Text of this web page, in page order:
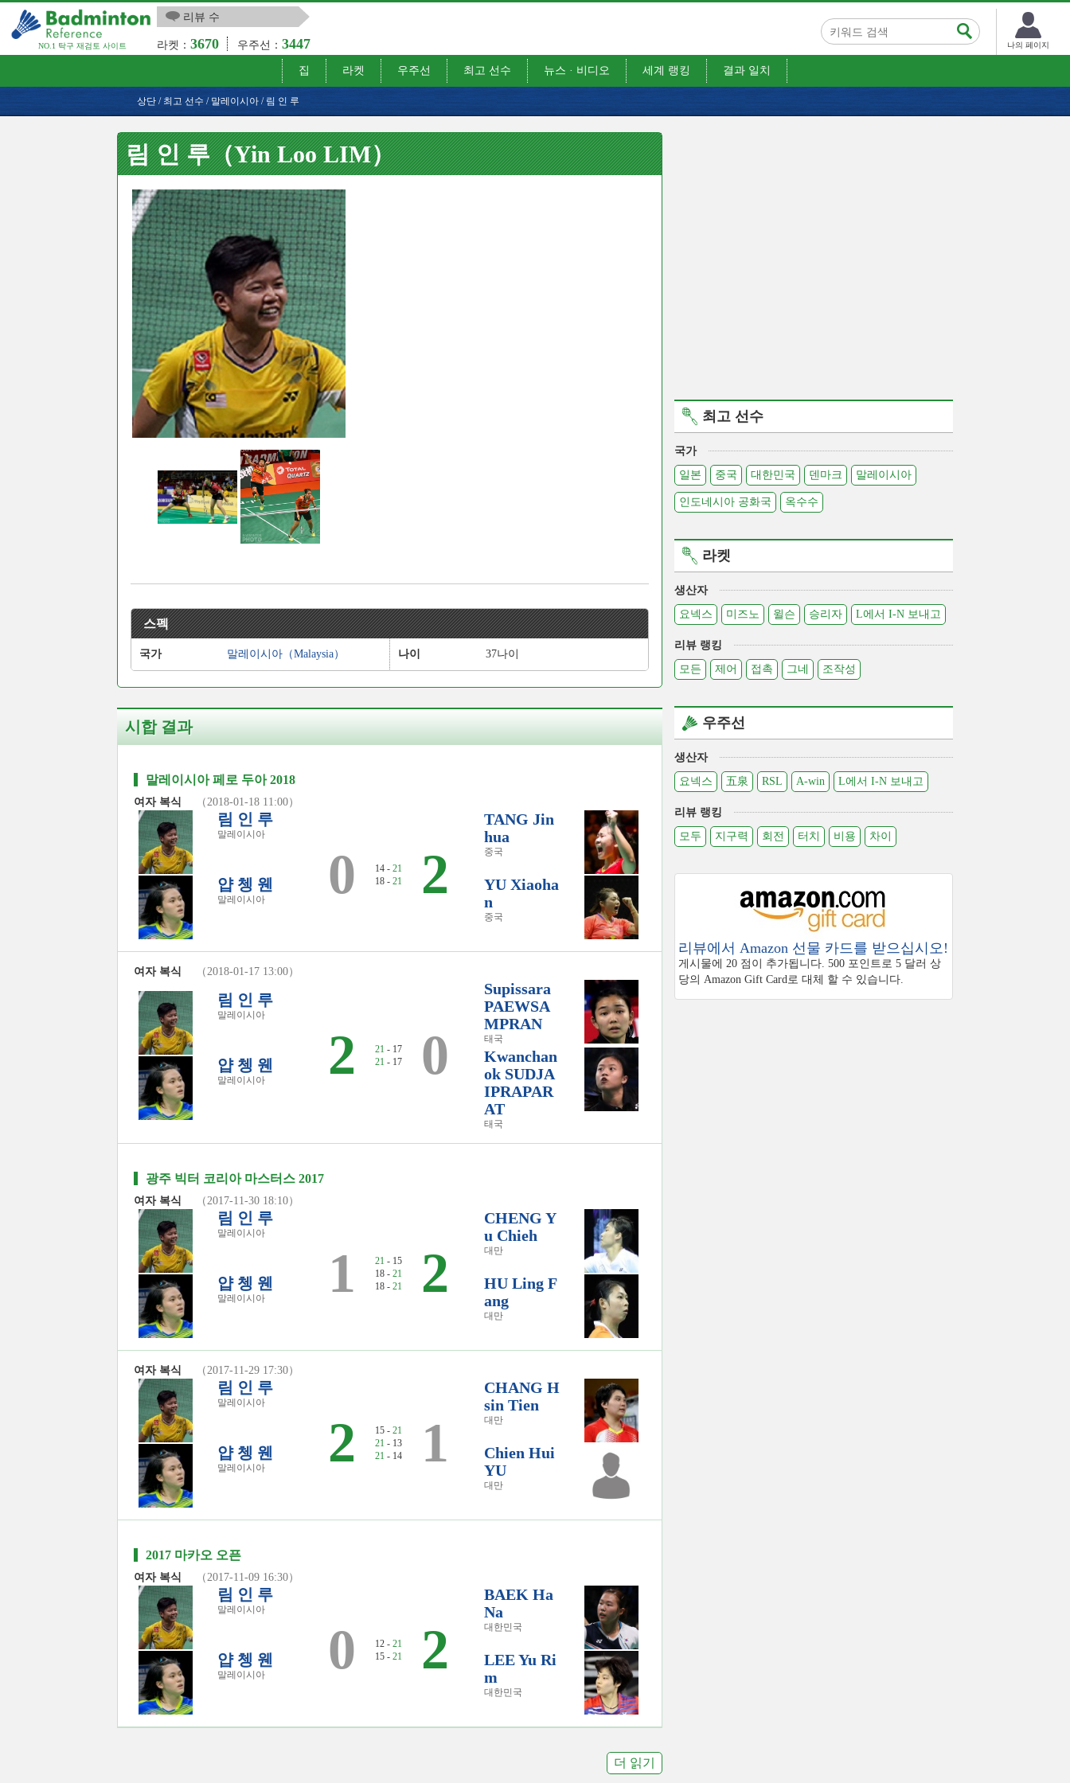
NO.1 탁구 재검토 사이트
리뷰 수
라켓：3670 우주선：3447 나의 페이지
집 라켓 우주선 최고 선수 뉴스 · 비디오 세계 랭킹 결과 일치
상단 / 최고 선수 / 말레이시아 / 림 인 루
림 인 루（Yin Loo LIM）
스펙
국가 말레이시아（Malaysia） 나이 37나이
시합 결과
말레이시아 페로 두아 2018
여자 복식 （2018-01-18 11:00）
림 인 루
말레이시아
얍 쳉 웬
말레이시아 0 14 - 21
18 - 21 2
TANG Jin
hua
중국
YU Xiaoha
n
중국
여자 복식 （2018-01-17 13:00）
림 인 루
말레이시아
얍 쳉 웬
말레이시아 2 21 - 17
21 - 17 0
Supissara
PAEWSA
MPRAN
태국
Kwanchan
ok SUDJA
IPRAPAR
AT
태국
광주 빅터 코리아 마스터스 2017
여자 복식 （2017-11-30 18:10）
림 인 루
말레이시아
얍 쳉 웬
말레이시아 1 21 - 15
18 - 21
18 - 21 2
CHENG Y
u Chieh
대만
HU Ling F
ang
대만
여자 복식 （2017-11-29 17:30）
림 인 루
말레이시아
얍 쳉 웬
말레이시아 2 15 - 21
21 - 13
21 - 14 1
CHANG H
sin Tien
대만
Chien Hui
YU
대만
2017 마카오 오픈
여자 복식 （2017-11-09 16:30）
림 인 루
말레이시아
얍 쳉 웬
말레이시아 0 12 - 21
15 - 21 2
BAEK Ha
Na
대한민국
LEE Yu Ri
m
대한민국
더 읽기
최고 선수
국가
일본
중국 대한민국 덴마크 말레이시아
인도네시아 공화국 옥수수
라켓
생산자
요넥스
미즈노 윌슨 승리자 L에서 I-N 보내고
리뷰 랭킹
모든
제어 접촉 그네 조작성
우주선
생산자
요넥스
五泉 RSL A-win L에서 I-N 보내고
리뷰 랭킹
모두
지구력 회전 터치 비용 차이
리뷰에서 Amazon 선물 카드를 받으십시오!
게시물에 20 점이 추가됩니다. 500 포인트로 5 달러 상
당의 Amazon Gift Card로 대체 할 수 있습니다.